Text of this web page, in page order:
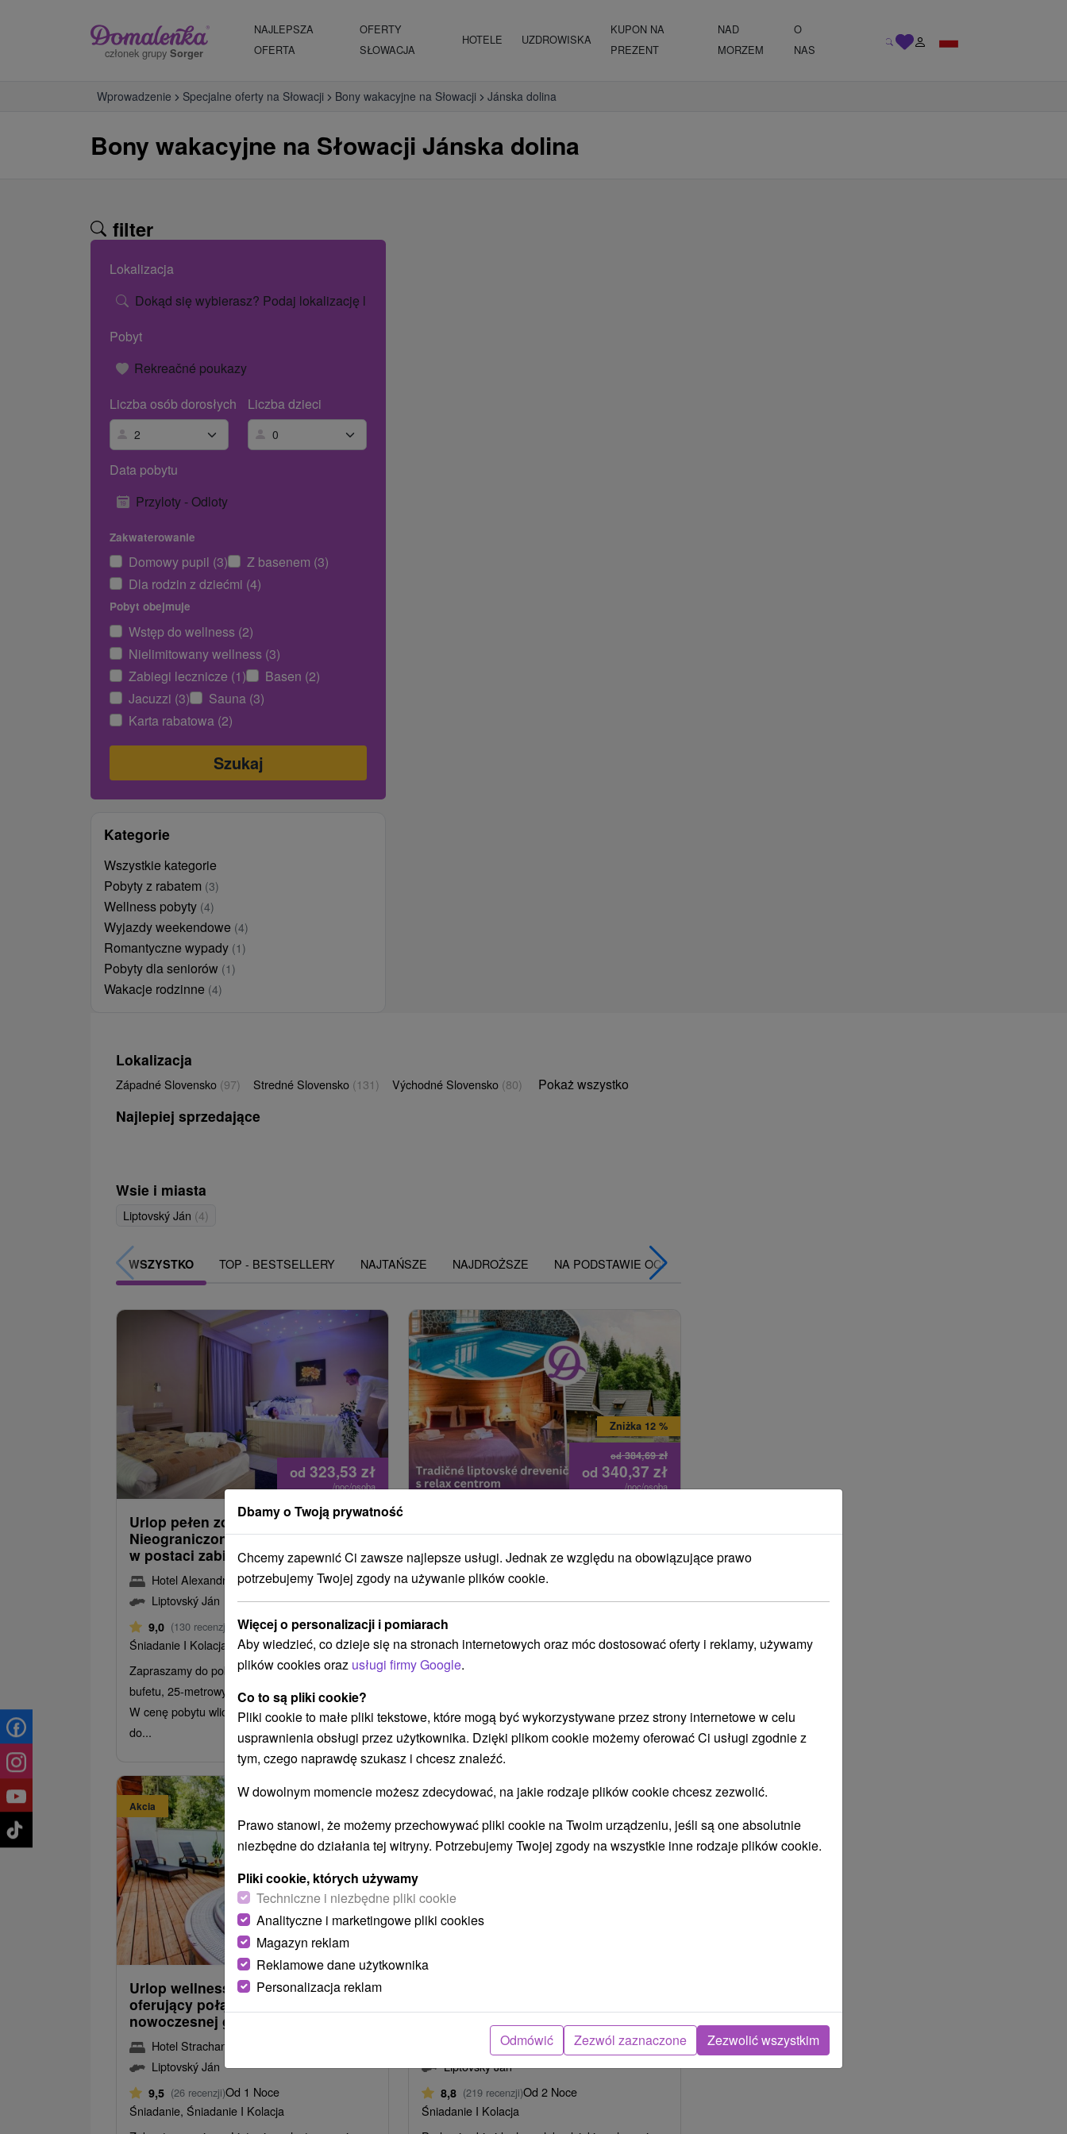
członek grupy Sorger
NAJLEPSZA
OFERTA
OFERTY
SŁOWACJA
HOTELE UZDROWISKA
KUPON NA
PREZENT
NAD
MORZEM
O
NAS
Wprowadzenie Specjalne oferty na Słowacji Bony wakacyjne na Słowacji Jánska dolina
Bony wakacyjne na Słowacji Jánska dolina
filter
Lokalizacja
Dokąd się wybierasz? Podaj lokalizację lub nazwę hotelu.
Pobyt
Rekreačné poukazy
Liczba osób dorosłych
Liczba dzieci
Data pobytu
Przyloty - Odloty
Zakwaterowanie
Domowy pupil (3)
Z basenem (3)
Dla rodzin z dziećmi (4)
Pobyt obejmuje
Wstęp do wellness (2)
Nielimitowany wellness (3)
Zabiegi lecznicze (1)
Basen (2)
Jacuzzi (3)
Sauna (3)
Karta rabatowa (2)
Kategorie
Wszystkie kategorie
Pobyty z rabatem (3)
Wellness pobyty (4)
Wyjazdy weekendowe (4)
Romantyczne wypady (1)
Pobyty dla seniorów (1)
Wakacje rodzinne (4)
Lokalizacja
Západné Slovensko (97) Stredné Slovensko (131) Východné Slovensko (80) Pokaż wszystko
Najlepiej sprzedające
Wsie i miasta
Liptovský Ján (4)
WSZYSTKO TOP - BESTSELLERY NAJTAŃSZE NAJDROŻSZE NA PODSTAWIE OCENY
od 323,53 zł
/noc/osoba
Urlop pełen zdrowia:
Nieograniczony wellness i prezent
w postaci zabiegów medycznych
Hotel Alexandra ★★★Liptowski Jan
Liptovský Ján
9,0 (130 recenzji)
Od 2 Noce
Śniadanie I Kolacja
Zapraszamy do pobytu z wyżywieniem w formie
bufetu, 25-metrowym basenem i strefą wellness.
W cenę pobytu wliczone są zabiegi dostosowane
do...
od384,69zł
Zniżka 12 %
od 340,37 zł
/noc/osoba
obiadokolacją i wejściem do
centrum relaksu w liptowskich
domów drewnianych
10,0 (1 recenzji)Od 1 Noce
Śniadanie, Śniadanie I Kolacja
Akcia
od142,04
/noc/osoba
Urlop wellness w Dolinie Jańskiej
oferujący połączenie tradycji i
nowoczesnej gastronomii
Hotel Strachanovka
Liptovský Ján
9,5 (26 recenzji)Od 1 Noce
Śniadanie, Śniadanie I Kolacja
ramionach Tatr Niżnych
Hotel Avena★★★Liptowski Jan
Liptovský Ján
8,8 (219 recenzji)Od 2 Noce
Śniadanie I Kolacja
Dbamy o Twoją prywatność
Chcemy zapewnić Ci zawsze najlepsze usługi. Jednak ze względu na obowiązujące prawo
potrzebujemy Twojej zgody na używanie plików cookie.
Więcej o personalizacji i pomiarach
Aby wiedzieć, co dzieje się na stronach internetowych oraz móc dostosować oferty i reklamy, używamy
plików cookies oraz usługi firmy Google.
Co to są pliki cookie?
Pliki cookie to małe pliki tekstowe, które mogą być wykorzystywane przez strony internetowe w celu
usprawnienia obsługi przez użytkownika. Dzięki plikom cookie możemy oferować Ci usługi zgodnie z
tym, czego naprawdę szukasz i chcesz znaleźć.
W dowolnym momencie możesz zdecydować, na jakie rodzaje plików cookie chcesz zezwolić.
Prawo stanowi, że możemy przechowywać pliki cookie na Twoim urządzeniu, jeśli są one absolutnie
niezbędne do działania tej witryny. Potrzebujemy Twojej zgody na wszystkie inne rodzaje plików cookie.
Pliki cookie, których używamy
Techniczne i niezbędne pliki cookie
Analityczne i marketingowe pliki cookies
Magazyn reklam
Reklamowe dane użytkownika
Personalizacja reklam
Odmówić Zezwól zaznaczone Zezwolić wszystkim